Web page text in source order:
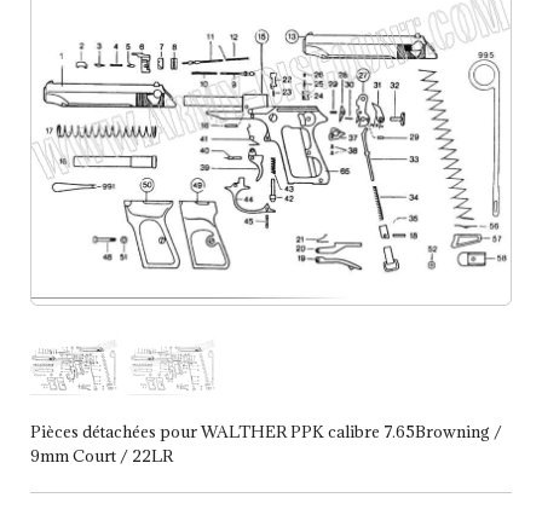
Pièces détachées pour WALTHER PPK calibre 7.65Browning /
9mm Court / 22LR